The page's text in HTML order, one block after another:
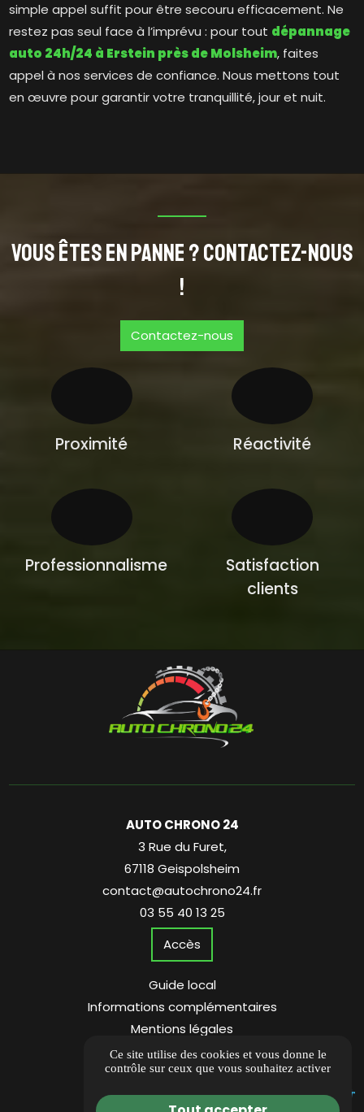
simple appel suffit pour être secouru efficacement. Ne
restez pas seul face à l’imprévu : pour tout dépannage
auto 24h/24 à Erstein près de Molsheim, faites
appel à nos services de confiance. Nous mettons tout
en œuvre pour garantir votre tranquillité, jour et nuit.
Vous êtes en panne ? Contactez-nous
!
Contactez-nous
Proximité Réactivité
Professionnalisme
Satisfaction
clients
AUTO CHRONO 24
3 Rue du Furet,
67118 Geispolsheim
contact@autochrono24.fr
03 55 40 13 25
Accès
Guide local
Informations complémentaires
Mentions légales
Politique de confidentialité
Gestion des cookies
Ce site utilise des cookies et vous donne le
contrôle sur ceux que vous souhaitez activer